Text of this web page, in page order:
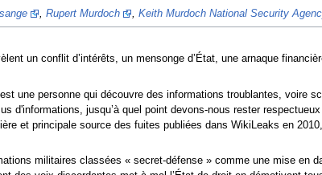
Rupert Murdoch Keith Murdoch National Security
un conflit d’intérêts, un mensonge d’État, une arnaque
une personne qui découvre des informations troublantes, voire
d'informations, jusqu’à quel point devons-nous rester
et principale source des fuites publiées dans WikiLeaks en
militaires classées « secret-défense » comme une mise en